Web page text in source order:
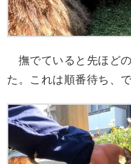
撫でていると先ほど
た。これは順番待ち、で